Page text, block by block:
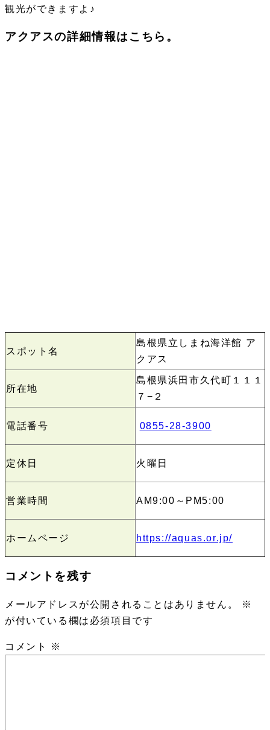
観光ができますよ♪
アクアスの詳細情報はこちら。
スポット名
島根県立しまね海洋館 ア
クアス
所在地
島根県浜田市久代町１１１
７−２
電話番号 0855-28-3900
定休日 火曜日
営業時間 AM9:00～PM5:00
ホームページ https://aquas.or.jp/
コメントを残す
メールアドレスが公開されることはありません。
※
が付いている欄は必須項目です
コメント ※